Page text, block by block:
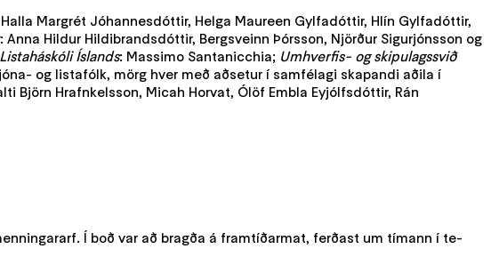
Margrét Jóhannesdóttir, Helga Maureen Gylfadóttir, Hlín Gylfadóttir,
: Anna Hildur Hildibrandsdóttir, Bergsveinn Þórsson, Njörður Sigurjónsson og
Listaháskóli Íslands: Massimo Santanicchia; Umhverfis- og skipulagssvið
og listafólk, mörg hver með aðsetur í samfélagi skapandi aðila í
Björn Hrafnkelsson, Micah Horvat, Ólöf Embla Eyjólfsdóttir, Rán
Í boð var að bragða á framtíðarmat, ferðast um tímann í te-